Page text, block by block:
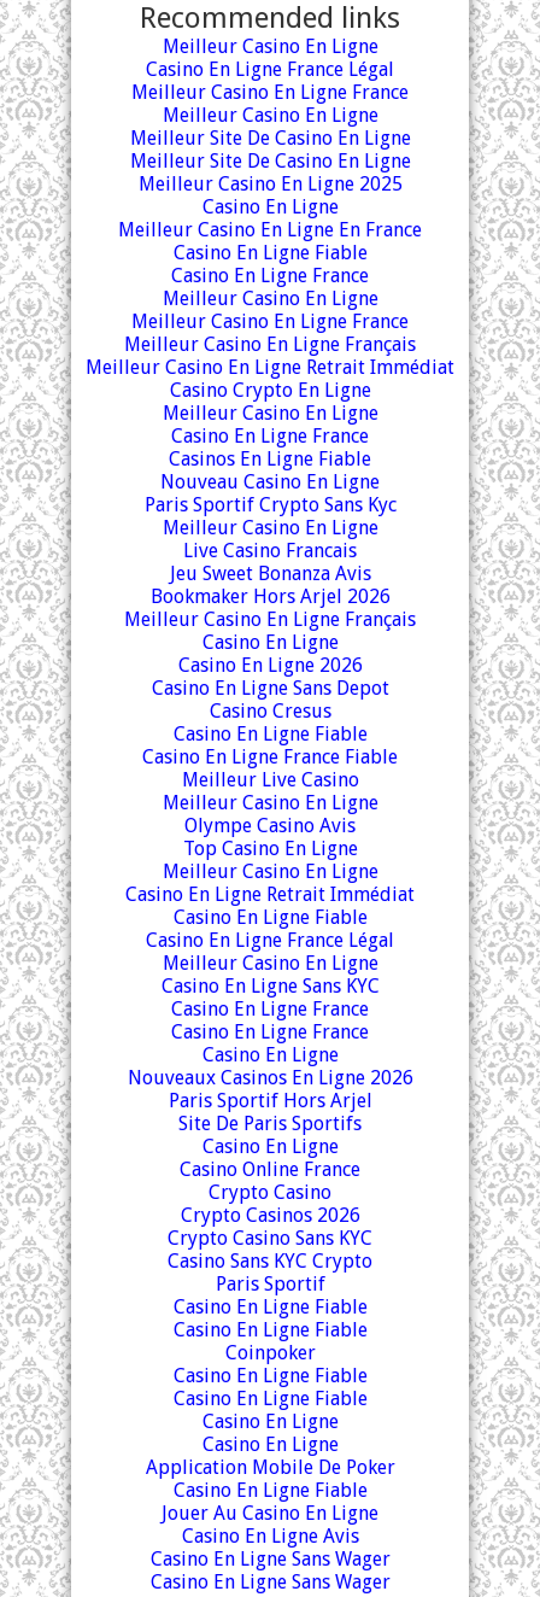
Recommended links
Meilleur Casino En Ligne
Casino En Ligne France Légal
Meilleur Casino En Ligne France
Meilleur Casino En Ligne
Meilleur Site De Casino En Ligne
Meilleur Site De Casino En Ligne
Meilleur Casino En Ligne 2025
Casino En Ligne
Meilleur Casino En Ligne En France
Casino En Ligne Fiable
Casino En Ligne France
Meilleur Casino En Ligne
Meilleur Casino En Ligne France
Meilleur Casino En Ligne Français
Meilleur Casino En Ligne Retrait Immédiat
Casino Crypto En Ligne
Meilleur Casino En Ligne
Casino En Ligne France
Casinos En Ligne Fiable
Nouveau Casino En Ligne
Paris Sportif Crypto Sans Kyc
Meilleur Casino En Ligne
Live Casino Francais
Jeu Sweet Bonanza Avis
Bookmaker Hors Arjel 2026
Meilleur Casino En Ligne Français
Casino En Ligne
Casino En Ligne 2026
Casino En Ligne Sans Depot
Casino Cresus
Casino En Ligne Fiable
Casino En Ligne France Fiable
Meilleur Live Casino
Meilleur Casino En Ligne
Olympe Casino Avis
Top Casino En Ligne
Meilleur Casino En Ligne
Casino En Ligne Retrait Immédiat
Casino En Ligne Fiable
Casino En Ligne France Légal
Meilleur Casino En Ligne
Casino En Ligne Sans KYC
Casino En Ligne France
Casino En Ligne France
Casino En Ligne
Nouveaux Casinos En Ligne 2026
Paris Sportif Hors Arjel
Site De Paris Sportifs
Casino En Ligne
Casino Online France
Crypto Casino
Crypto Casinos 2026
Crypto Casino Sans KYC
Casino Sans KYC Crypto
Paris Sportif
Casino En Ligne Fiable
Casino En Ligne Fiable
Coinpoker
Casino En Ligne Fiable
Casino En Ligne Fiable
Casino En Ligne
Casino En Ligne
Application Mobile De Poker
Casino En Ligne Fiable
Jouer Au Casino En Ligne
Casino En Ligne Avis
Casino En Ligne Sans Wager
Casino En Ligne Sans Wager